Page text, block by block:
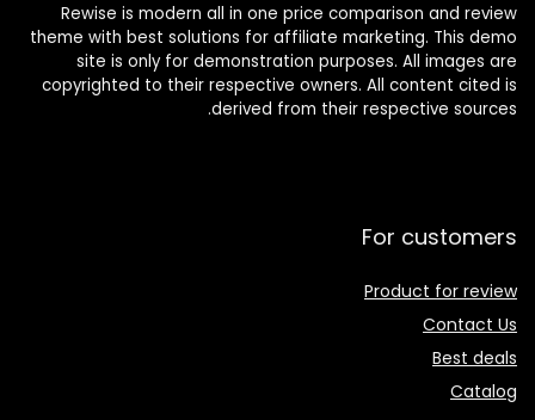
Rewise is modern all in one price comparison and review
theme with best solutions for affiliate marketing. This demo
site is only for demonstration purposes. All images are
copyrighted to their respective owners. All content cited is
derived from their respective sources.
For customers
Product for review
Contact Us
Best deals
Catalog